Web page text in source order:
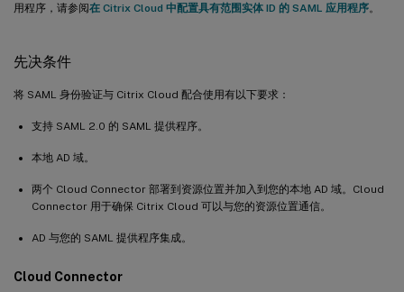
用程序，请参阅在 Citrix Cloud 中配置具有范围实体 ID 的 SAML 应用程序。
先决条件
将 SAML 身份验证与 Citrix Cloud 配合使用有以下要求：
支持 SAML 2.0 的 SAML 提供程序。
本地 AD 域。
两个 Cloud Connector 部署到资源位置并加入到您的本地 AD 域。Cloud
Connector 用于确保 Citrix Cloud 可以与您的资源位置通信。
AD 与您的 SAML 提供程序集成。
Cloud Connector